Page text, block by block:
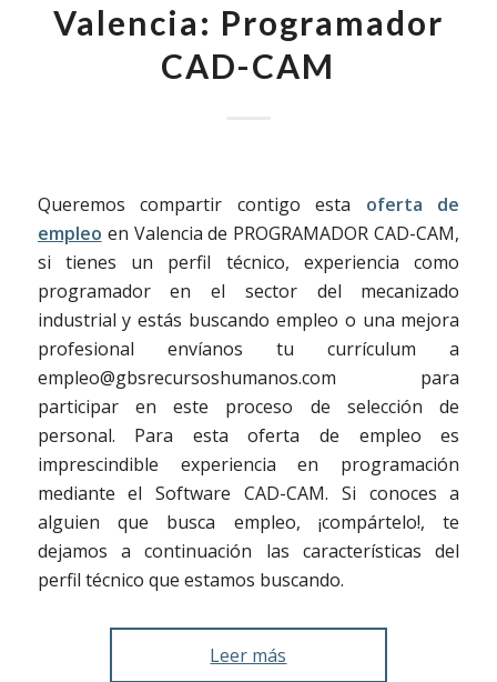
Valencia: Programador
CAD-CAM
Queremos compartir contigo esta oferta de
empleo en Valencia de PROGRAMADOR CAD-CAM,
si tienes un perfil técnico, experiencia como
programador en el sector del mecanizado
industrial y estás buscando empleo o una mejora
profesional envíanos tu currículum a
empleo@gbsrecursoshumanos.com para
participar en este proceso de selección de
personal. Para esta oferta de empleo es
imprescindible experiencia en programación
mediante el Software CAD-CAM. Si conoces a
alguien que busca empleo, ¡compártelo!, te
dejamos a continuación las características del
perfil técnico que estamos buscando.
Leer más